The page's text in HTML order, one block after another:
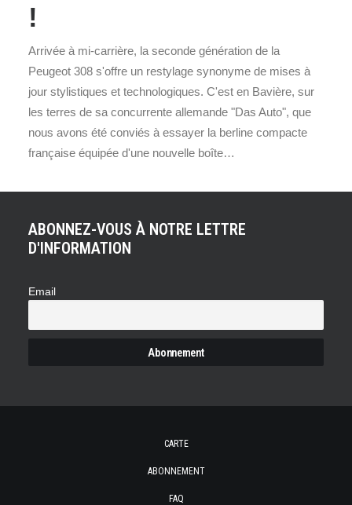
!
Arrivée à mi-carrière, la seconde génération de la
Peugeot 308 s'offre un restylage synonyme de mises à
jour stylistiques et technologiques. C'est en Bavière, sur
les terres de sa concurrente allemande "Das Auto", que
nous avons été conviés à essayer la berline compacte
française équipée d'une nouvelle boîte…
ABONNEZ-VOUS À NOTRE LETTRE
D'INFORMATION
Email
CARTE
ABONNEMENT
FAQ